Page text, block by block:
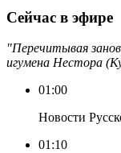
Сейчас в эфире
"Перечитывая
игумена Нестора
01:00
Новости
01:10